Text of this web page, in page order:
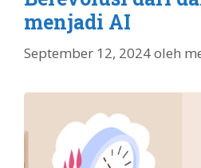
menjadi AI
September 12, 2024oleh